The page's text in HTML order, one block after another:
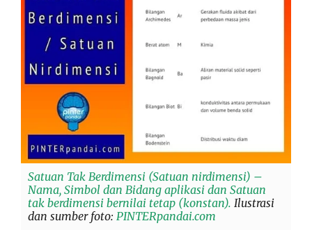
Satuan Tak Berdimensi (Satuan nirdimensi) –
Nama, Simbol dan Bidang aplikasi dan Satuan
tak berdimensi bernilai tetap (konstan). Ilustrasi
dan sumber foto: PINTERpandai.com